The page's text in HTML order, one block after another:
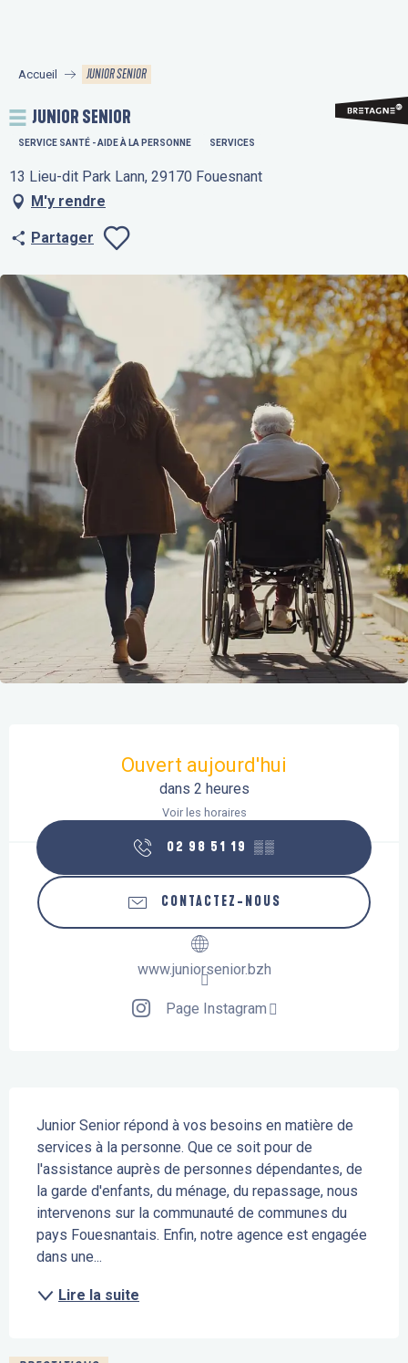
principal
Accueil JUNIOR SENIOR
JUNIOR SENIOR
SERVICE SANTÉ - AIDE À LA PERSONNE SERVICES
13 Lieu-dit Park Lann, 29170 Fouesnant
M'y rendre
Partager
Ajouter aux
Ouvert aujourd'hui
dans 2 heures
Voir les horaires
02 98 51 19 ▒▒
CONTACTEZ-NOUS
www.juniorsenior.bzh
Page Instagram
Junior Senior répond à vos besoins en matière de
services à la personne. Que ce soit pour de
l'assistance auprès de personnes dépendantes, de
la garde d'enfants, du ménage, du repassage, nous
intervenons sur la communauté de communes du
pays Fouesnantais. Enfin, notre agence est engagée
dans une...
Lire la suite